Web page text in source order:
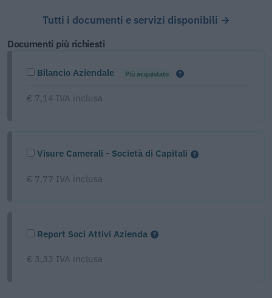
Tutti i documenti e servizi disponibili →
Documenti più richiesti
Bilancio Aziendale Più acquistato
€ 7,14 IVA inclusa
Visure Camerali - Società di Capitali
€ 7,77 IVA inclusa
Report Soci Attivi Azienda
€ 3,33 IVA inclusa